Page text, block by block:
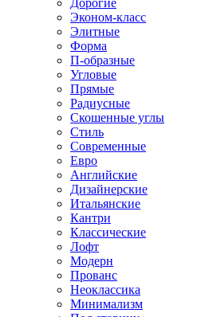
Дорогие
Эконом-класс
Элитные
Форма
П-образные
Угловые
Прямые
Радиусные
Скошенные углы
Стиль
Современные
Евро
Английские
Дизайнерские
Итальянские
Кантри
Классические
Лофт
Модерн
Прованс
Неоклассика
Минимализм